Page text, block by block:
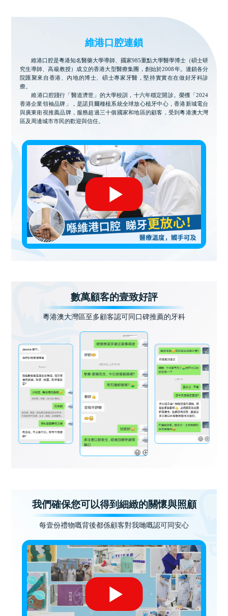
維港口腔連鎖
維港口腔是粵港知名醫藥大學導師、國家985重點大學醫學博士（碩士研
究生導師、高級教授）成立的香港大型醫療集團，創始於2008年。連鎖各分
院匯聚來自香港、內地的博士、碩士專家牙醫，堅持實實在在做好牙科診
療。
維港口腔踐行「醫道濟世」的大學校訓，十六年穩定開診。榮獲「2024
香港企業領袖品牌」，是諾貝爾種植系統全球放心植牙中心，香港新城電台
與廣東衛視推薦品牌，服務超過三十個國家和地區的顧客，受到粵港澳大灣
區及周邊城市市民的歡迎與信任。
數萬顧客的壹致好評
粵港澳大灣區至多顧客認可同口碑推薦的牙科
我們確保您可以得到細緻的關懷與照顧
每壹份禮物嘅背後都係顧客對我哋嘅認可同安心